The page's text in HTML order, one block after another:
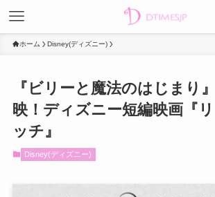
ホーム Disney(ディズニー)
『ビリーと魔法のはじまり
映！ディズニー短編映画『
ッチ』
Disney(ディズニー)